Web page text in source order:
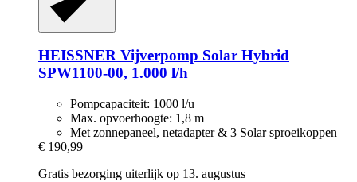
HEISSNER Vijverpomp Solar Hybrid
SPW1100-​00, 1.000 l/h
Pompcapaciteit: 1000 l/u
Max. opvoerhoogte: 1,8 m
Met zonnepaneel, netadapter & 3 Solar sproeikoppen
€ 190,99
Gratis bezorging uiterlijk op 13. augustus